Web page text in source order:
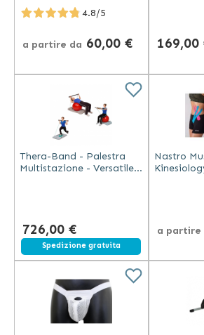
Carbonio e Taping Grigio
4.8/5
a partire da 60,00 € 169,00
Thera-Band - Palestra
Multistazione - Versatile e
726,00 €
Spedizione gratuita
Nastro
a partire